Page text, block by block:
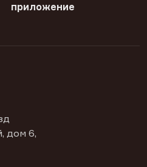
приложение
дом 6,